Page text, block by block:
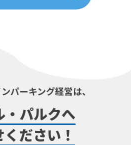
パーキング経営は、
・パルクへ
ださい！